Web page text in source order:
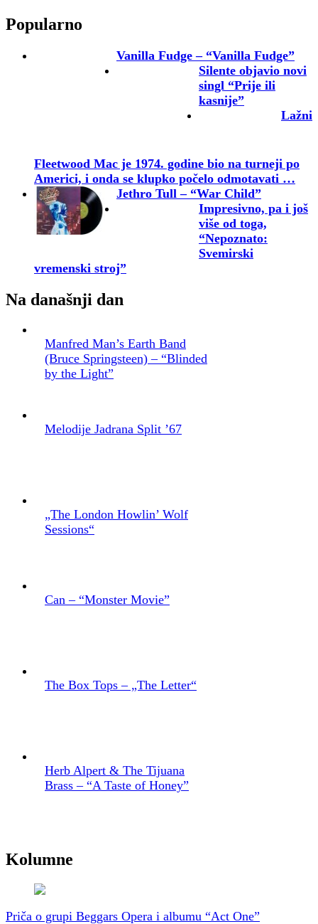
Popularno
Vanilla Fudge – “Vanilla Fudge”
Silente objavio novi
singl “Prije ili
kasnije”
Lažni
Fleetwood Mac je 1974. godine bio na turneji po
Americi, i onda se klupko počelo odmotavati …
Jethro Tull – “War Child”
Impresivno, pa i još
više od toga,
“Nepoznato:
Svemirski
vremenski stroj”
Na današnji dan
Manfred Man’s Earth Band
(Bruce Springsteen) – “Blinded
by the Light”
Melodije Jadrana Split ’67
„The London Howlin’ Wolf
Sessions“
Can – “Monster Movie”
The Box Tops – „The Letter“
Herb Alpert & The Tijuana
Brass – “A Taste of Honey”
Kolumne
Priča o grupi Beggars Opera i albumu “Act One”